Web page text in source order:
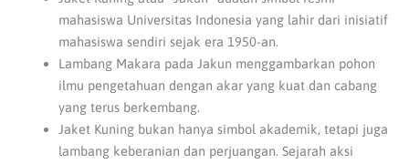
mahasiswa Universitas Indonesia yang lahir dari inisiatif
mahasiswa sendiri sejak era 1950-an.
Lambang Makara pada Jakun menggambarkan pohon
ilmu pengetahuan dengan akar yang kuat dan cabang
yang terus berkembang.
Jaket Kuning bukan hanya simbol akademik, tetapi juga
lambang keberanian dan perjuangan. Sejarah aksi